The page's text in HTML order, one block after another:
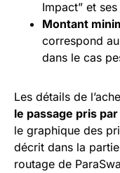
Impact” et
Montant
correspond
dans le cas
Les détails de
le passage pris
le graphique des
décrit dans la
routage de